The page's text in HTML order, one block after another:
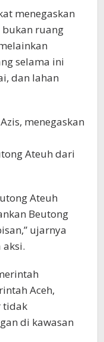
menegaskan
bukan ruang
selama ini
dan lahan
menegaskan
Ateuh dari
Ateuh
Beutong
ujarnya
Aceh,
tidak
di kawasan